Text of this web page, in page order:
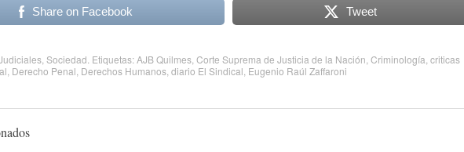
Share on Facebook Tweet
Sociedad . Etiquetas:AJB Quilmes Corte Suprema de Justicia de la Nación Criminología criticas
Derecho Penal Derechos Humanos diario El Sindical Eugenio Raúl Zaffaroni